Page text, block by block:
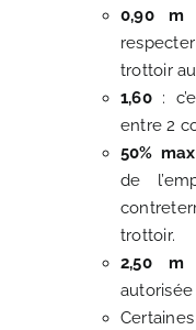
0,90 m:
trottoir
1,60:
entre 2
50%
de
trottoir.
2,50 m